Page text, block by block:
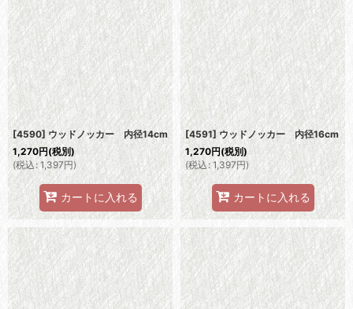
[4590] ウッドノッカー 内径14cm
1,270円(税別)
(税込: 1,397円)
カートに入れる
[4591] ウッドノッカー 内径16cm
1,270円(税別)
(税込 : 1,397円)
カートに入れる